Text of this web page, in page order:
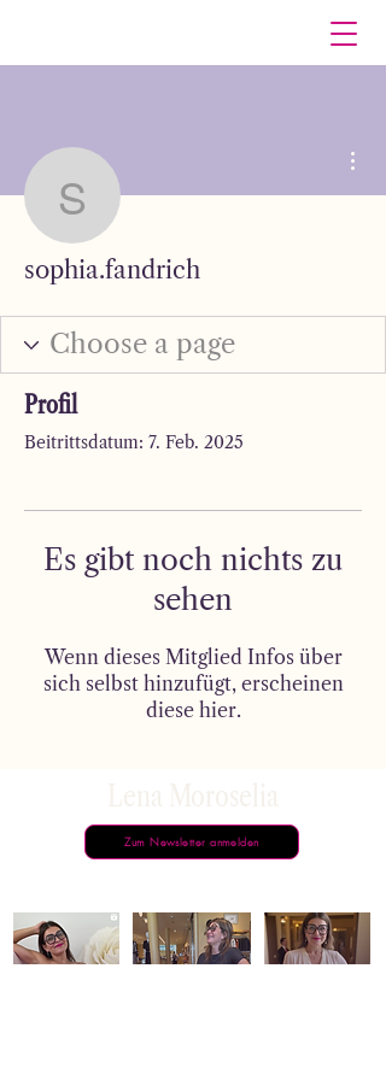
sophia.fandrich
sophia.fandrich
Profil
Beitrittsdatum: 7. Feb. 2025
Es gibt noch nichts zu
sehen
Wenn dieses Mitglied Infos über
sich selbst hinzufügt, erscheinen
diese hier.
Zum Newsletter anmelden